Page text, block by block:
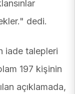
dedi.
iade talepleri
197 kişinin
açıklamada,